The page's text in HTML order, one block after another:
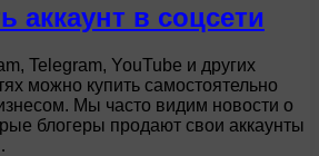
аккаунт в соцсети
Telegram, YouTube и других
можно купить самостоятельно
Мы часто видим новости о
блогеры продают свои аккаунты